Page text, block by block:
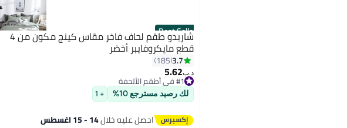
Best Seller شاربدو طقم لحاف فاخر مقاس كينج مكون من 4
قطع مايكروفايبر أخضر
3.7
185
د.ب‏5.62
#1 في أطقم الألحفة
أقل سعر في 7 يوم
#1 في أطقم الألحفة
لك رصيد مسترجع 10% + 1
احصل عليه خلال14 - 15 اغسطس